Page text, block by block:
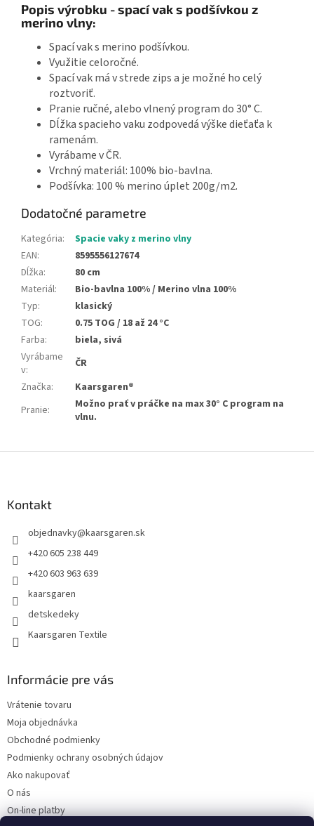
Popis výrobku - spací vak s podšívkou z
merino vlny:
Spací vak s merino podšívkou.
Využitie celoročné.
Spací vak má v strede zips a je možné ho celý
roztvoriť.
Pranie ručné, alebo vlnený program do 30° C.
Dĺžka spacieho vaku zodpovedá výške dieťaťa k
ramenám.
Vyrábame v ČR.
Vrchný materiál: 100% bio-bavlna.
Podšívka: 100 % merino úplet 200g/m2.
Dodatočné parametre
Kategória:
Spacie vaky z merino vlny
EAN:
8595556127674
Dĺžka:
80 cm
Materiál:
Bio-bavlna 100% / Merino vlna 100%
Typ:
klasický
TOG:
0.75 TOG / 18 až 24 °C
Farba:
biela, sivá
Vyrábame
v:
ČR
Značka:
Kaarsgaren®
Pranie:
Možno prať v práčke na max 30° C program na
vlnu.
Kontakt
objednavky@kaarsgaren.sk
+420 605 238 449
+420 603 963 639
kaarsgaren
detskedeky
Kaarsgaren Textile
Informácie pre vás
Vrátenie tovaru
Moja objednávka
Obchodné podmienky
Podmienky ochrany osobných údajov
Ako nakupovať
O nás
On-line platby